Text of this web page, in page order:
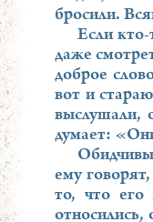
бросили.
Если
даже
доброе
вот и
выслушали,
думает:
ему
то, что его
относились,